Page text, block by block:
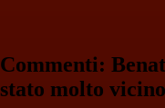
Commenti:
stato molto